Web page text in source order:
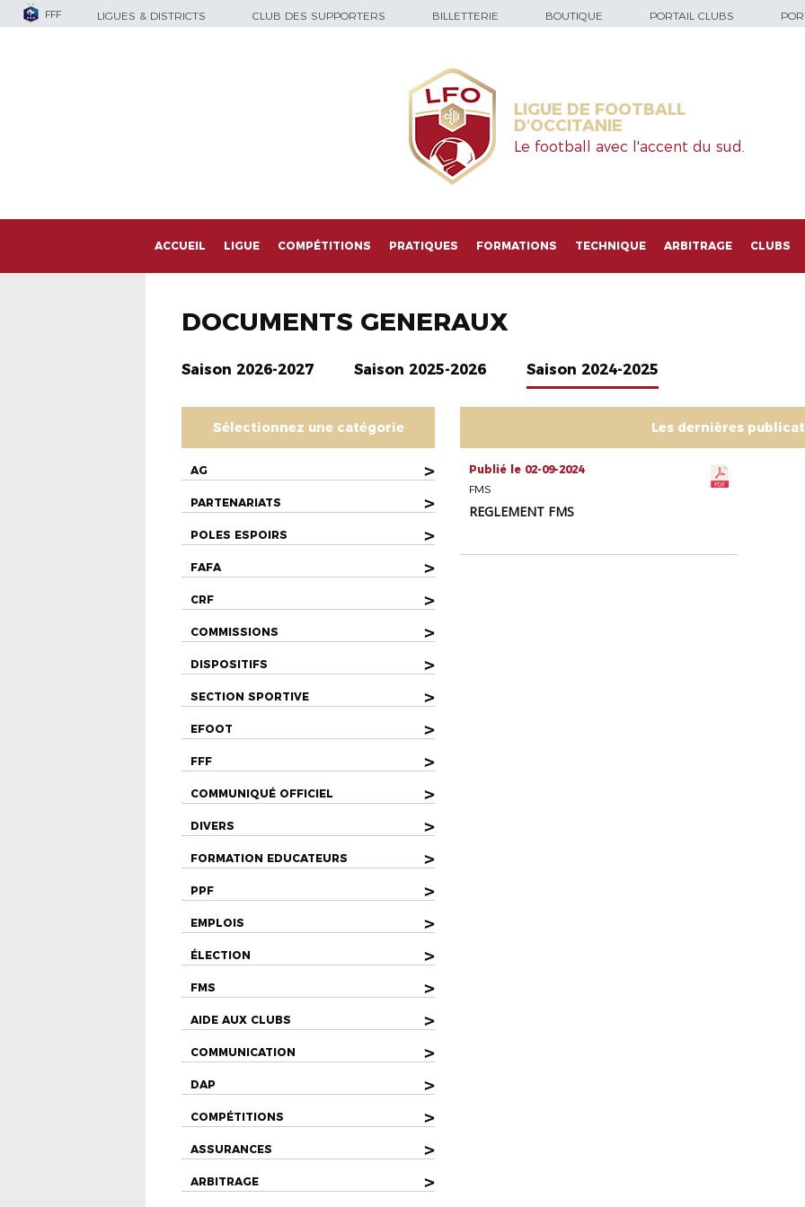
FFF LIGUES & DISTRICTS CLUB DES SUPPORTERS BILLETTERIE BOUTIQUE PORTAIL CLUBS
LIGUE DE FOOTBALL
D'OCCITANIE
Le football avec l'accent du sud.
ACCUEIL LIGUE COMPÉTITIONS PRATIQUES FORMATIONS TECHNIQUE ARBITRAGE CLUBS
DOCUMENTS GENERAUX
Saison 2026-2027 Saison 2025-2026 Saison 2024-2025
Sélectionnez une catégorie
AG >
PARTENARIATS >
POLES ESPOIRS >
FAFA >
CRF >
COMMISSIONS >
DISPOSITIFS >
SECTION SPORTIVE >
EFOOT >
FFF >
COMMUNIQUÉ OFFICIEL >
DIVERS >
FORMATION EDUCATEURS >
PPF >
EMPLOIS >
ÉLECTION >
FMS >
AIDE AUX CLUBS >
COMMUNICATION >
DAP >
COMPÉTITIONS >
ASSURANCES >
ARBITRAGE
>
Les dernières
Publié le 02-09-2024
FMS
REGLEMENT FMS